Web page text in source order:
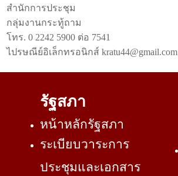
สำนักการประชุม
กลุ่มงานกระทู้ถาม
โทร. 0 2242 5900 ต่อ 7541
ไปรษณีย์อิเล็กทรอนิกส์ kratu44@gmail.com
รัฐสภา
หน้าหลักรัฐสภา
ระเบียบวาระการ
ประชุมและเอกสาร